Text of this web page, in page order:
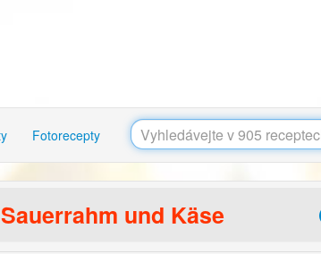
Fotorecepty
und Käse